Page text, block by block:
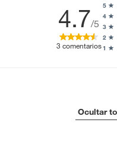
4.7/5
3 comentarios1
2
3
4
5
Ocultar